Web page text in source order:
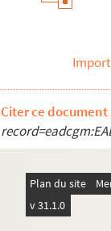
Citer ce document
Plan du site
v 31.1.0